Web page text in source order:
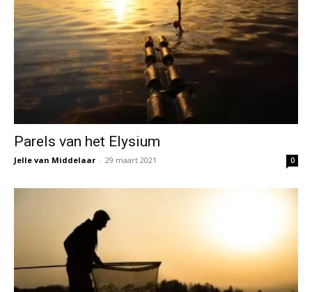
Parels van het Elysium
Jelle van Middelaar - 29 maart 2021 0